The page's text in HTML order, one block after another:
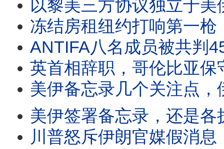
以黎美三方协议独立于美伊协议，普京被打急眼了
冻结房租纽约打响第一枪，川普怒斥共产主
ANTIFA八名成员被共判450年，伊朗要加入“穆斯林
英首相辞职，哥伦比亚保守总统当选，美伊直接谈判成
美伊备忘录几个关注点，伊外长称中伊核
美伊签署备忘录，还是各执一词，台湾公开收集中共情
川普怒斥伊朗官媒假消息，称周末能签协议，美情报总监公布